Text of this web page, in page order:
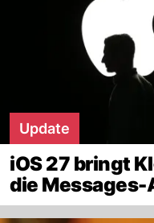
Update
iOS 27 bringt
die Messages-